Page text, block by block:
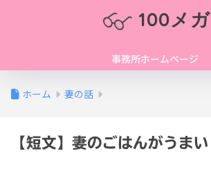
100メガ
事務所ホームページ
ホーム 妻の話
【短文】妻のごはんがうまい